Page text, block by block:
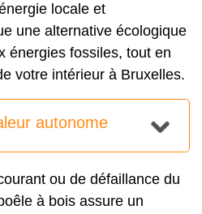
locale et
une alternative écologique
énergies fossiles, tout en
votre intérieur à Bruxelles.
autonome
ou de défaillance du
à bois assure un